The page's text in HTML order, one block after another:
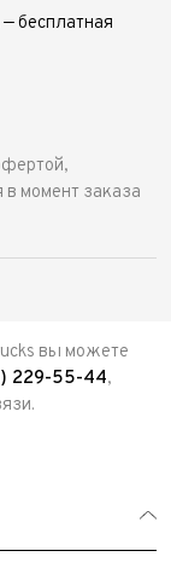
бесплатная
в момент заказа
вы можете
229-55-44,